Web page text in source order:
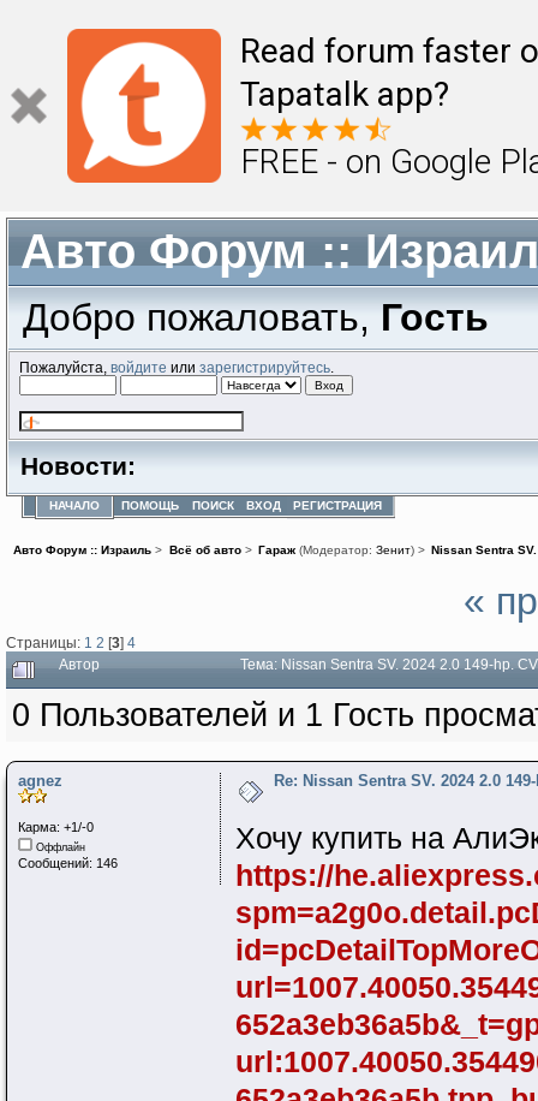
Read forum faster
Tapatalk app?
FREE - on Google
Авто Форум ::
Добро пожаловать,Гость
Пожалуйста,войдите илизарегистрируйтесь
Новости:
НАЧАЛО ПОМОЩЬ ПОИСК ВХОД РЕГИСТРАЦИЯ
Авто Форум :: Израиль > Всё об авто> Гараж(Модератор: Зенит) > Nissan Sentra
«
Страницы: 1 2 [3] 4
Автор Тема: Nissan Sentra SV. 2024 2.0 149-hp.
0 Пользователей и 1 Гость
agnez
Карма: +1/-0
Оффлайн
Сообщений: 146
Re: Nissan Sentra SV. 2024 2.0
Хочу купить на
https://